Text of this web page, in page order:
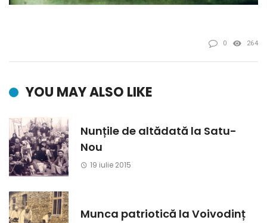
0 264
YOU MAY ALSO LIKE
Nunțile de altădată la Satu-
Nou
19 iulie 2015
Munca patriotică la Voivodinț